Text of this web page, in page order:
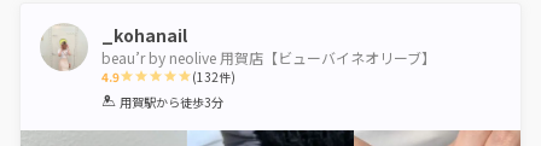
_kohanail
beau’r by neolive 用賀店【ビューバイネオリーブ】
4.9
1 2 3 4 5
(132件)
用賀駅から徒歩3分